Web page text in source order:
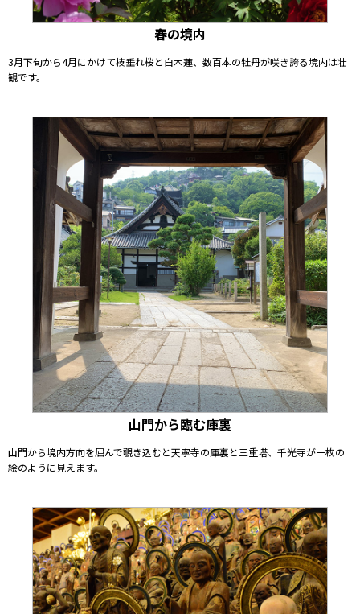
春の境内
3月下旬から4月にかけて枝垂れ桜と白木蓮、数百本の牡丹が咲き誇る境内は壮
観です。
山門から臨む庫裏
山門から境内方向を屈んで覗き込むと天寧寺の庫裏と三重塔、千光寺が一枚の
絵のように見えます。